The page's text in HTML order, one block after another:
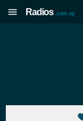
Radios .com.uy